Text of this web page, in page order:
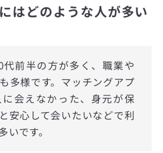
はどのような人が多い
前半の方が多く、職業や
多様です。マッチングアプ
会えなかった、身元が保
安心して会いたいなどで利
いです。